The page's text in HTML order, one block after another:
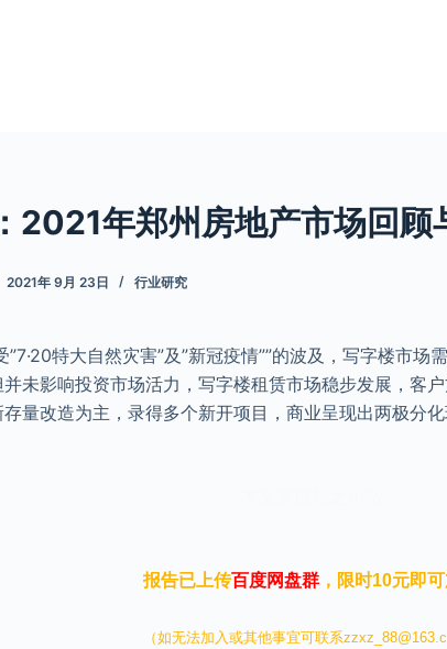
2021年郑州房地产市场回
2021年 9月 23日 行业研究
”7·20特大自然灾害”及”新冠疫情””的波及，写字楼市场
未影响投资市场活力，写字楼租赁市场稳步发展，客
量改造为主，录得多个新开项目，商业呈现出两极分
报告已上传百度网盘群 ，限时10元即
（如无法加入或其他事宜可联系